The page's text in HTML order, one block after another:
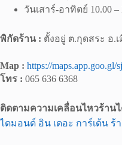
วันเสาร์-อาทิตย์ 10.00
พิกัดร้าน : ตั้งอยู่ ต.กุดสระ อ.
Map : https://
โทร : 065 636 6368
ติดตามความเคลื่อนไหวร้าน
ไดมอนด์ อิน เดอะ การ์เด้น ร้